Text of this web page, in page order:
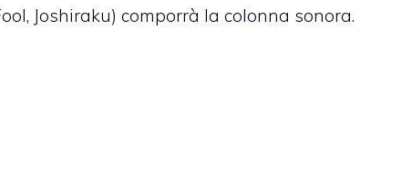
Joshiraku) comporrà la colonna sonora.